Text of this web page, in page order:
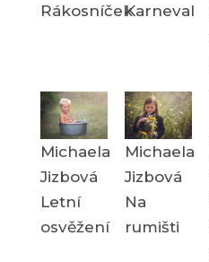
RákosníčekKarneval
Michaela
Jizbová
Letní
osvěžení
Michaela
Jizbová
Na
rumišti